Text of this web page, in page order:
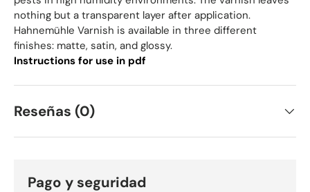
nothing but a transparent layer after application.
Hahnemühle Varnish is available in three different
finishes: matte, satin, and glossy.
Instructions for use in pdf
Reseñas (0)
Pago y seguridad